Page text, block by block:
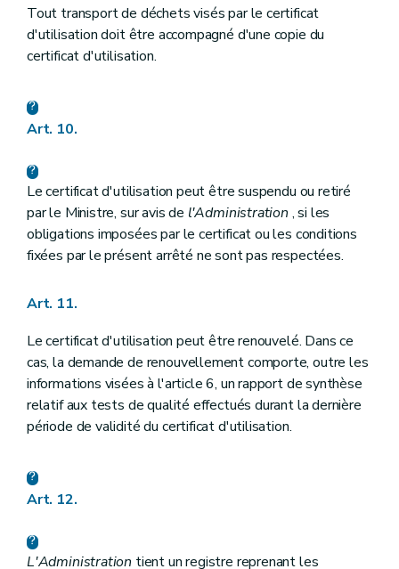
Tout transport de déchets visés par le certificat
d'utilisation doit être accompagné d'une copie du
certificat d'utilisation.
Art. 10.
Le certificat d'utilisation peut être suspendu ou retiré
par le Ministre, sur avis de l'Administration , si les
obligations imposées par le certificat ou les conditions
fixées par le présent arrêté ne sont pas respectées.
Art. 11.
Le certificat d'utilisation peut être renouvelé. Dans ce
cas, la demande de renouvellement comporte, outre les
informations visées à l'article 6, un rapport de synthèse
relatif aux tests de qualité effectués durant la dernière
période de validité du certificat d'utilisation.
Art. 12.
L'Administration tient un registre reprenant les